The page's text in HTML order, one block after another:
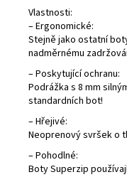
Vlastnosti:
– Ergonomické:
Stejně jako ostatní
nadměrnému
– Poskytující ochranu:
Podrážka s 8 mm
standardních bot!
– Hřejivé:
Neoprenový svršek o
– Pohodlné:
Boty Superzip